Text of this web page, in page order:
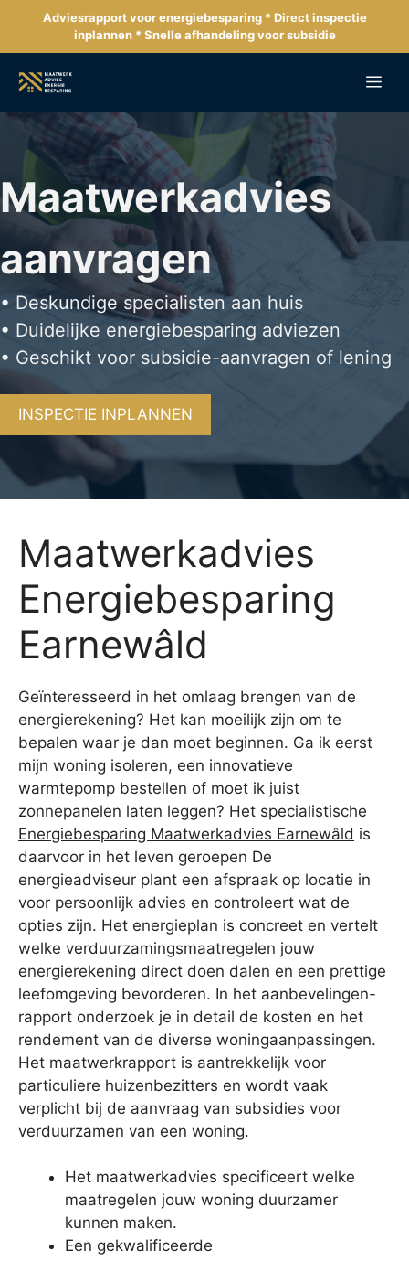
de
inhoud
Adviesrapport voor energiebesparing * Direct inspectie
inplannen * Snelle afhandeling voor subsidie
Maatwerkadvies
aanvragen
• Deskundige specialisten aan huis
• Duidelijke energiebesparing adviezen
• Geschikt voor subsidie-aanvragen of lening
INSPECTIE INPLANNEN
Maatwerkadvies
Energiebesparing
Earnewâld
Geïnteresseerd in het omlaag brengen van de
energierekening? Het kan moeilijk zijn om te
bepalen waar je dan moet beginnen. Ga ik eerst
mijn woning isoleren, een innovatieve
warmtepomp bestellen of moet ik juist
zonnepanelen laten leggen? Het specialistische
Energiebesparing Maatwerkadvies Earnewâld is
daarvoor in het leven geroepen De
energieadviseur plant een afspraak op locatie in
voor persoonlijk advies en controleert wat de
opties zijn. Het energieplan is concreet en vertelt
welke verduurzamingsmaatregelen jouw
energierekening direct doen dalen en een prettige
leefomgeving bevorderen. In het aanbevelingen-
rapport onderzoek je in detail de kosten en het
rendement van de diverse woningaanpassingen.
Het maatwerkrapport is aantrekkelijk voor
particuliere huizenbezitters en wordt vaak
verplicht bij de aanvraag van subsidies voor
verduurzamen van een woning.
Het maatwerkadvies specificeert welke
maatregelen jouw woning duurzamer
kunnen maken.
Een gekwalificeerde